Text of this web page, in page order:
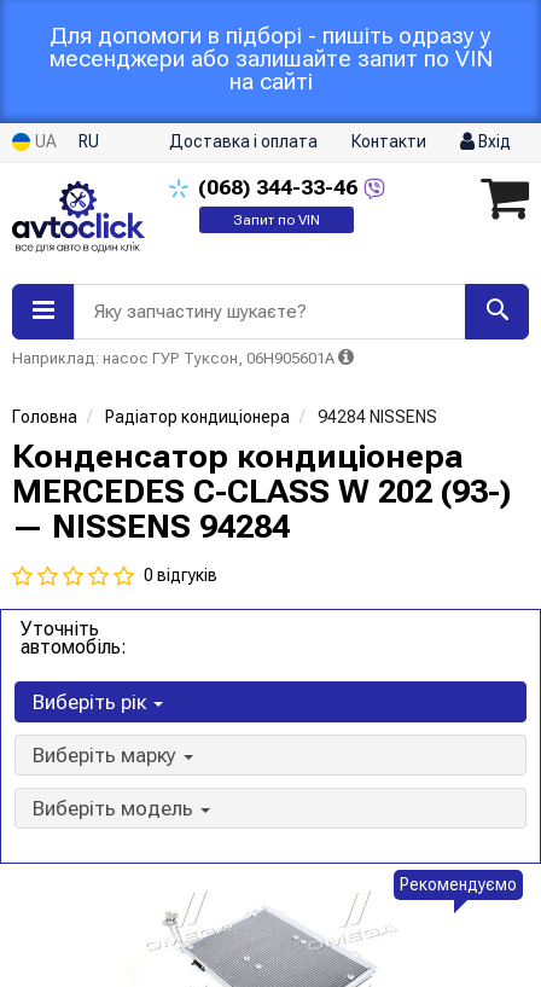
Для допомоги в підборі - пишіть одразу у
месенджери або залишайте запит по VIN
на сайті
UA RU Доставка і оплата Контакти Вхід
(068) 344-33-46
Запит по VIN
Яку запчастину шукаєте?
Наприклад: насос ГУР Туксон, 06H905601A
Головна Радіатор кондиціонера 94284 NISSENS
Конденсатор кондиціонера
MERCEDES C-CLASS W 202 (93-)
— NISSENS 94284
0 відгуків
Уточніть
автомобіль:
Виберіть рік
Виберіть марку
Виберіть модель
Рекомендуємо